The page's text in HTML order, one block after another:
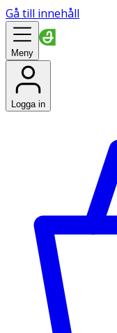
Gå till innehåll
Meny
Logga in